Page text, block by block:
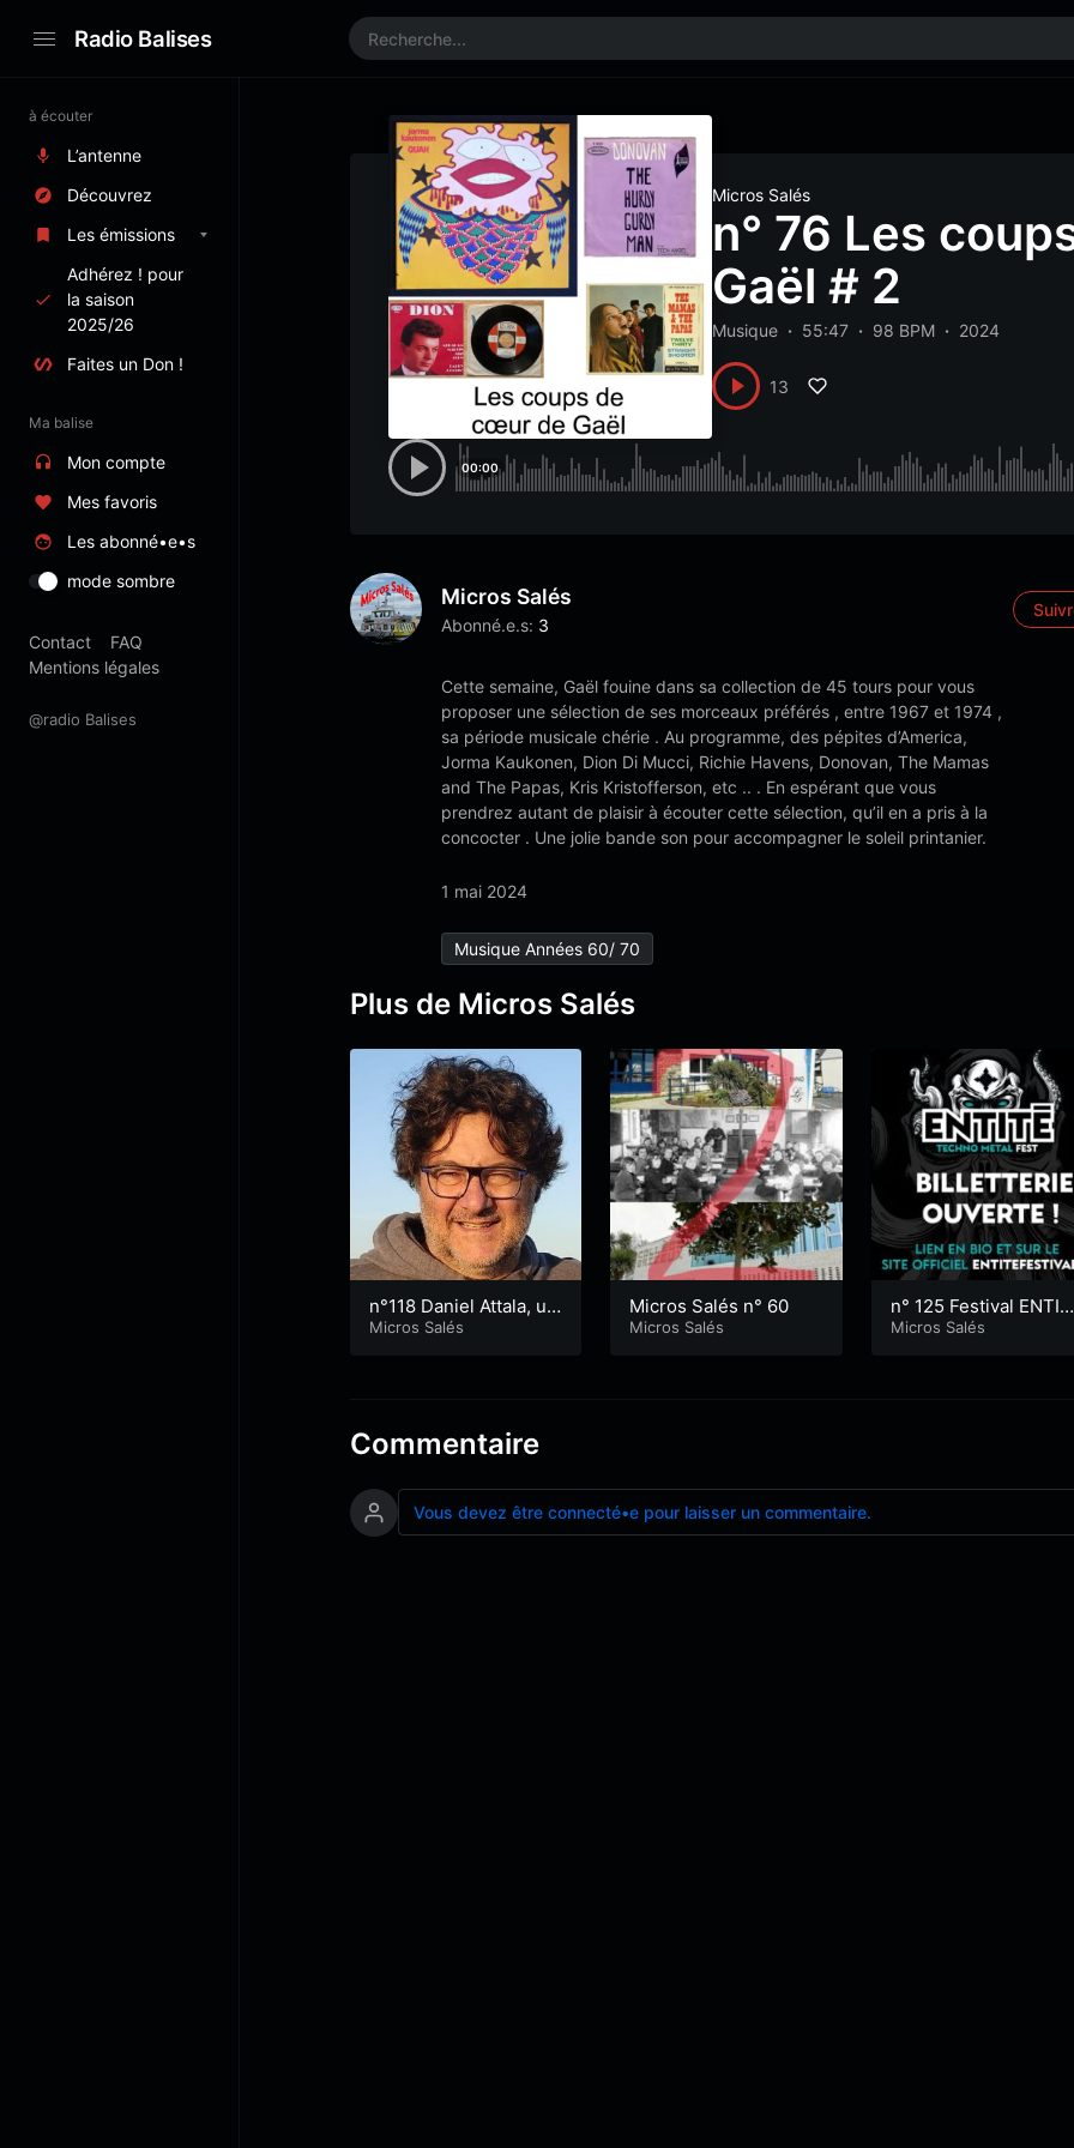
Radio Balises
à écouter
L’antenne
Découvrez
Les émissions
Adhérez ! pour
la saison
2025/26
Faites un Don !
Ma balise
Mon compte
Mes favoris
Les abonné•e•s
mode sombre
Contact
FAQ
Mentions légales
@radio Balises
Micros Salés
n° 76 Les
Gaël # 2
Musique 55:47 98 BPM 2024
13
00:00
Micros Salés
Abonné.e.s: 3
Cette semaine, Gaël fouine dans sa collection de 45 tours pour vous
proposer une sélection de ses morceaux préférés , entre 1967 et 1974 ,
sa période musicale chérie . Au programme, des pépites d’America,
Jorma Kaukonen, Dion Di Mucci, Richie Havens, Donovan, The Mamas
and The Papas, Kris Kristofferson, etc .. . En espérant que vous
prendrez autant de plaisir à écouter cette sélection, qu’il en a pris à la
concocter . Une jolie bande son pour accompagner le soleil printanier.
1 mai 2024
Musique Années 60/ 70
Plus de Micros Salés
n°118 Daniel Attala, un
lorientais venu d’Arge
Micros Salés
Micros Salés n° 60
Micros Salés
n° 125 Festival
Locoal Mendon
Micros Salés
Commentaire
Vous devez être connecté•e pour laisser un commentaire.